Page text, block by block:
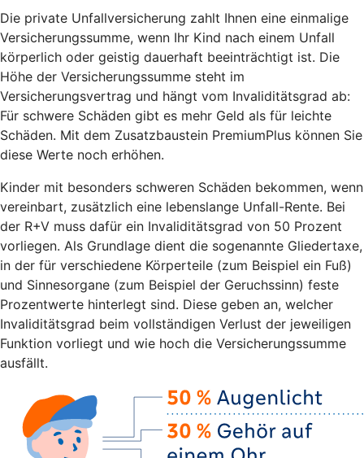
Die private Unfallversicherung zahlt Ihnen eine einmalige
Versicherungssumme, wenn Ihr Kind nach einem Unfall
körperlich oder geistig dauerhaft beeinträchtigt ist. Die
Höhe der Versicherungssumme steht im
Versicherungsvertrag und hängt vom Invaliditätsgrad ab:
Für schwere Schäden gibt es mehr Geld als für leichte
Schäden. Mit dem Zusatzbaustein PremiumPlus können Sie
diese Werte noch erhöhen.
Kinder mit besonders schweren Schäden bekommen, wenn
vereinbart, zusätzlich eine lebenslange Unfall-Rente. Bei
der R+V muss dafür ein Invaliditätsgrad von 50 Prozent
vorliegen. Als Grundlage dient die sogenannte Gliedertaxe,
in der für verschiedene Körperteile (zum Beispiel ein Fuß)
und Sinnesorgane (zum Beispiel der Geruchssinn) feste
Prozentwerte hinterlegt sind. Diese geben an, welcher
Invaliditätsgrad beim vollständigen Verlust der jeweiligen
Funktion vorliegt und wie hoch die Versicherungssumme
ausfällt.